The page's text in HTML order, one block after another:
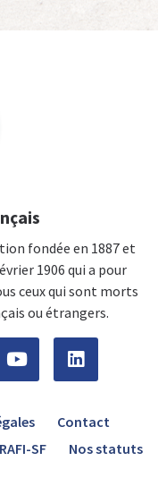
fondée en 1887 et
1906 qui a pour
ceux qui sont morts
ou étrangers.
Contact
RAFI-SF Nos statuts